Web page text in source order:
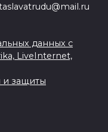
данных с
LiveInternet,
и защиты